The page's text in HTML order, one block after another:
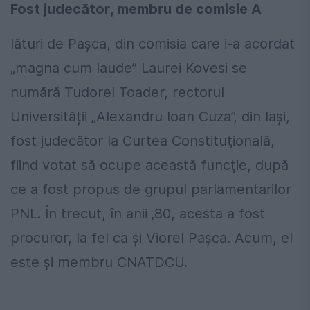
Fost judecător, membru de comisie A
lături de Pașca, din comisia care i-a acordat
„magna cum laude” Laurei Kovesi se
numără Tudorel Toader, rectorul
Universității „Alexandru Ioan Cuza”, din Iași,
fost judecător la Curtea Constituţională,
fiind votat să ocupe această funcţie, după
ce a fost propus de grupul parlamentarilor
PNL. În trecut, în anii ‚80, acesta a fost
procuror, la fel ca și Viorel Pașca. Acum, el
este și membru CNATDCU.